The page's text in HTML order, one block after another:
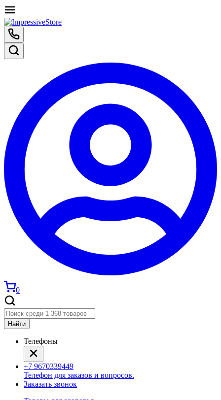
0
Найти
Телефоны
+7 9670339449
Телефон для заказов и вопросов.
Заказать звонок